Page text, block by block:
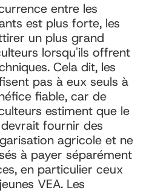
entre les
est plus forte, les
un plus grand
lorsqu'ils offrent
Cela dit, les
pas à eux seuls à
fiable, car de
estiment que le
fournir des
agricole et ne
à payer séparément
en particulier ceux
VEA. Les